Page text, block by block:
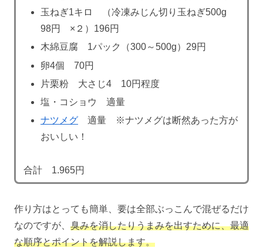
玉ねぎ1キロ （冷凍みじん切り玉ねぎ500g
98円 ×２）196円
木綿豆腐 1パック（300～500g）29円
卵4個 70円
片栗粉 大さじ4 10円程度
塩・コショウ 適量
ナツメグ適量 ※ナツメグは断然あった方が
おいしい！
合計 1.965円
作り方はとっても簡単、要は全部ぶっこんで混ぜるだけ
なのですが、 臭みを消したりうまみを出すために、最適
な順序とポイントを解説します。